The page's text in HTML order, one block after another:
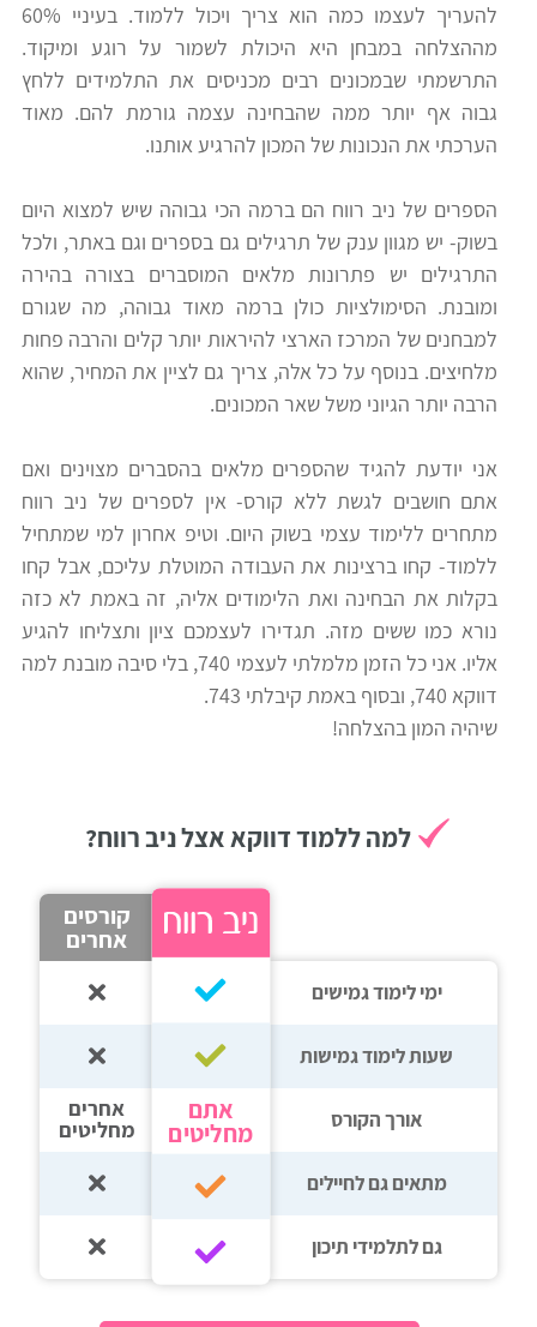
קורסי
פסיכומטרי
תלמידים
הכנה
למבחני
מיון
לעבודה
ניב
רווח
חיפוש
לימודים
להעריך לעצמו כמה הוא צריך ויכול ללמוד. בעיניי 60%
מההצלחה במבחן היא היכולת לשמור על רוגע ומיקוד.
התרשמתי שבמכונים רבים מכניסים את התלמידים ללחץ
גבוה אף יותר ממה שהבחינה עצמה גורמת להם. מאוד
הערכתי את הנכונות של המכון להרגיע אותנו.
הספרים של ניב רווח הם ברמה הכי גבוהה שיש למצוא היום
בשוק- יש מגוון ענק של תרגילים גם בספרים וגם באתר, ולכל
התרגילים יש פתרונות מלאים המוסברים בצורה בהירה
ומובנת. הסימולציות כולן ברמה מאוד גבוהה, מה שגורם
למבחנים של המרכז הארצי להיראות יותר קלים והרבה פחות
מלחיצים. בנוסף על כל אלה, צריך גם לציין את המחיר, שהוא
הרבה יותר הגיוני משל שאר המכונים.
אני יודעת להגיד שהספרים מלאים בהסברים מצוינים ואם
אתם חושבים לגשת ללא קורס- אין לספרים של ניב רווח
מתחרים ללימוד עצמי בשוק היום. וטיפ אחרון למי שמתחיל
ללמוד- קחו ברצינות את העבודה המוטלת עליכם, אבל קחו
בקלות את הבחינה ואת הלימודים אליה, זה באמת לא כזה
נורא כמו ששים מזה. תגדירו לעצמכם ציון ותצליחו להגיע
אליו. אני כל הזמן מלמלתי לעצמי 740, בלי סיבה מובנת למה
דווקא 740, ובסוף באמת קיבלתי 743.
שיהיה המון בהצלחה!
למה ללמוד דווקא אצל ניב רווח?
ימי לימוד גמישים
שעות לימוד גמישות
אורך הקורס
מתאים גם לחיילים
גם לתלמידי תיכון‎‏
אתם
מחליטים
קורסים
אחרים
אחרים
מחליטים